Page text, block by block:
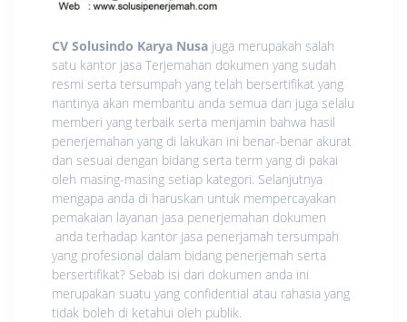
CV Solusindo Karya Nusa juga merupakah salah
satu kantor jasa Terjemahan dokumen yang sudah
resmi serta tersumpah yang telah bersertifikat yang
nantinya akan membantu anda semua dan juga selalu
memberi yang terbaik serta menjamin bahwa hasil
penerjemahan yang di lakukan ini benar-benar akurat
dan sesuai dengan bidang serta term yang di pakai
oleh masing-masing setiap kategori. Selanjutnya
mengapa anda di haruskan untuk mempercayakan
pemakaian layanan jasa penerjemahan dokumen
anda terhadap kantor jasa penerjamah tersumpah
yang profesional dalam bidang penerjemah serta
bersertifikat? Sebab isi dari dokumen anda ini
merupakan suatu yang confidential atau rahasia yang
tidak boleh di ketahui oleh publik.